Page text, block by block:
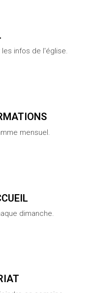
les infos de l'église.
mensuel.
dimanche.